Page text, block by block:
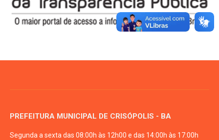
PREFEITURA MUNICIPAL DE CRISÓPOLIS - BA
Segunda a sexta das 08:00h às 12h00 e das 14:00h às 17:00h